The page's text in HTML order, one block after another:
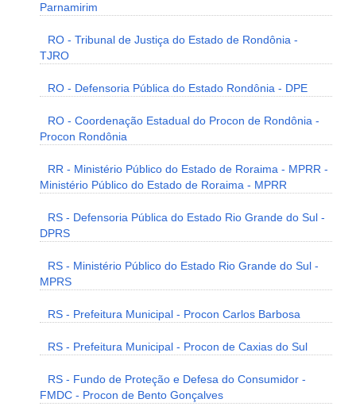
Parnamirim
RO - Tribunal de Justiça do Estado de Rondônia -
TJRO
RO - Defensoria Pública do Estado Rondônia - DPE
RO - Coordenação Estadual do Procon de Rondônia -
Procon Rondônia
RR - Ministério Público do Estado de Roraima - MPRR -
Ministério Público do Estado de Roraima - MPRR
RS - Defensoria Pública do Estado Rio Grande do Sul -
DPRS
RS - Ministério Público do Estado Rio Grande do Sul -
MPRS
RS - Prefeitura Municipal - Procon Carlos Barbosa
RS - Prefeitura Municipal - Procon de Caxias do Sul
RS - Fundo de Proteção e Defesa do Consumidor -
FMDC - Procon de Bento Gonçalves